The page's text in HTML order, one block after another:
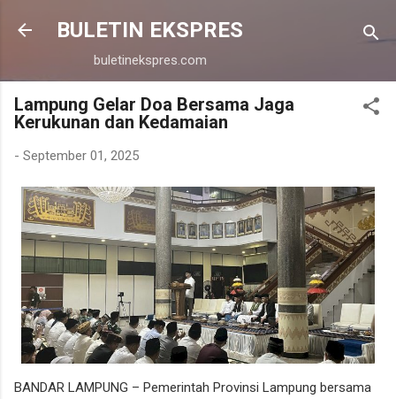
Langsung ke konten utama
BULETIN EKSPRES
buletinekspres.com
Lampung Gelar Doa Bersama Jaga
Kerukunan dan Kedamaian
- September 01, 2025
BANDAR LAMPUNG – Pemerintah Provinsi Lampung bersama